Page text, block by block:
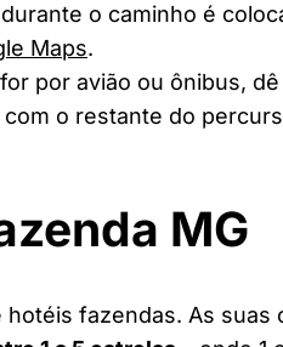
o caminho é
Maps.
por avião ou ônibus,
o restante do
MG
fazendas. As suas